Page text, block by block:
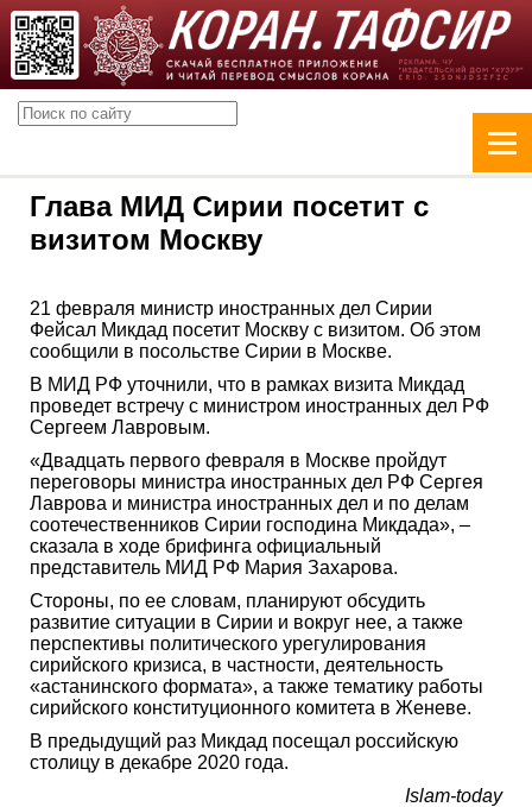
Глава МИД Сирии посетит с
визитом Москву
21 февраля министр иностранных дел Сирии
Фейсал Микдад посетит Москву с визитом. Об этом
сообщили в посольстве Сирии в Москве.
В МИД РФ уточнили, что в рамках визита Микдад
проведет встречу с министром иностранных дел РФ
Сергеем Лавровым.
«Двадцать первого февраля в Москве пройдут
переговоры министра иностранных дел РФ Сергея
Лаврова и министра иностранных дел и по делам
соотечественников Сирии господина Микдада», –
сказала в ходе брифинга официальный
представитель МИД РФ Мария Захарова.
Стороны, по ее словам, планируют обсудить
развитие ситуации в Сирии и вокруг нее, а также
перспективы политического урегулирования
сирийского кризиса, в частности, деятельность
«астанинского формата», а также тематику работы
сирийского конституционного комитета в Женеве.
В предыдущий раз Микдад посещал российскую
столицу в декабре 2020 года.
Islam-today